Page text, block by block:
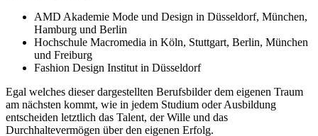
AMD Akademie Mode und Design in Düsseldorf, München,
Hamburg und Berlin
Hochschule Macromedia in Köln, Stuttgart, Berlin, München
und Freiburg
Fashion Design Institut in Düsseldorf
Egal welches dieser dargestellten Berufsbilder dem eigenen Traum
am nächsten kommt, wie in jedem Studium oder Ausbildung
entscheiden letztlich das Talent, der Wille und das
Durchhaltevermögen über den eigenen Erfolg.